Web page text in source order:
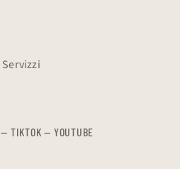
Servizzi
— TIKTOK — YOUTUBE